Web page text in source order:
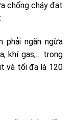
chống cháy đạt
phải ngăn ngừa
khí gas,… trong
và tối đa là 120